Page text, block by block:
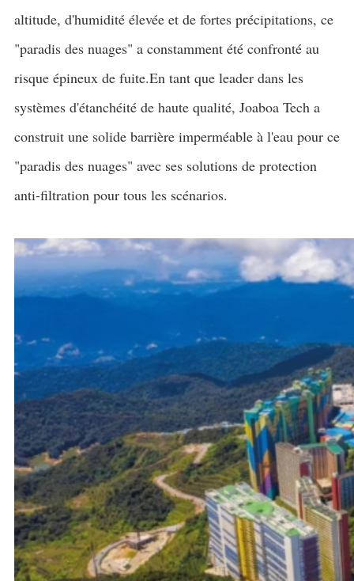
altitude, d'humidité élevée et de fortes précipitations, ce
"paradis des nuages" a constamment été confronté au
risque épineux de fuite.En tant que leader dans les
systèmes d'étanchéité de haute qualité, Joaboa Tech a
construit une solide barrière imperméable à l'eau pour ce
"paradis des nuages" avec ses solutions de protection
anti-filtration pour tous les scénarios.